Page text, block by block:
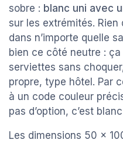
sobre : blanc uni avec
sur les extrémités.
dans n’importe quelle
bien ce côté neutre :
serviettes sans
propre, type hôtel. Par
à un code couleur
pas d’option, c’est
Les dimensions 50 x